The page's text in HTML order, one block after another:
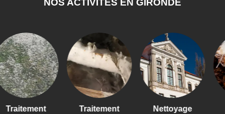
NOS ACTIVITÉS EN GIRONDE
Traitement
Nettoyage